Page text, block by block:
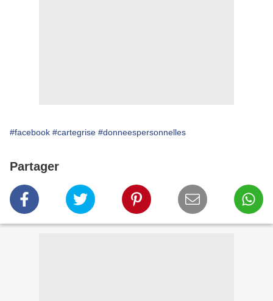
#facebook #cartegrise #donneespersonnelles
Partager